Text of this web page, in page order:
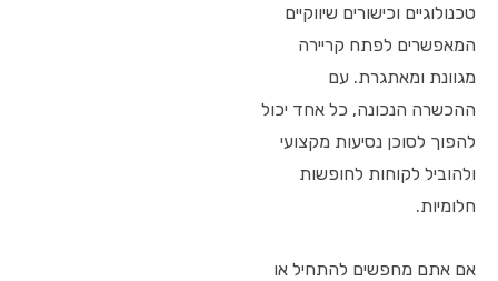
טכנולוגיים וכישורים שיווקיים
המאפשרים לפתח קריירה
מגוונת ומאתגרת. עם
ההכשרה הנכונה, כל אחד יכול
להפוך לסוכן נסיעות מקצועי
ולהוביל לקוחות לחופשות
חלומיות.
אם אתם מחפשים להתחיל או